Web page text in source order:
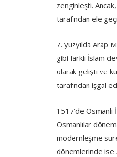
zenginleşti.
tarafından ele
7. yüzyılda Arap
gibi farklı İslam
olarak gelişti ve
tarafından işgal
1517’de
Osmanlılar
modernleşme
dönemlerinde ise